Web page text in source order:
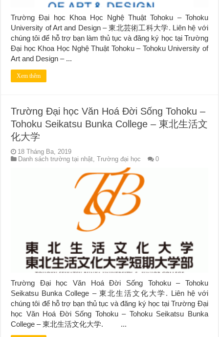
Trường Đại học Khoa Học Nghệ Thuật Tohoku – Tohoku
University of Art and Design – 東北芸術工科大学. Liên hệ với
chúng tôi để hỗ trợ bạn làm thủ tục và đăng ký học tại Trường
Đại học Khoa Học Nghệ Thuật Tohoku – Tohoku University of
Art and Design – ...
Xem thêm
Trường Đại học Văn Hoá Đời Sống Tohoku –
Tohoku Seikatsu Bunka College – 東北生活文
化大学
18 Tháng Ba, 2019
Danh sách trường tại nhật ,Trường đại học 0
Trường Đại học Văn Hoá Đời Sống Tohoku – Tohoku
Seikatsu Bunka College – 東北生活文化大学. Liên hệ với
chúng tôi để hỗ trợ bạn thủ tục và đăng ký học tại Trường Đại
học Văn Hoá Đời Sống Tohoku – Tohoku Seikatsu Bunka
College – 東北生活文化大学. ...